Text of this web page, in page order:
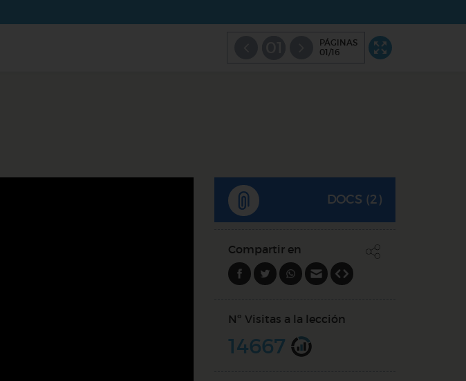
PÁGINAS
01/16
DOCS (2)
Compartir en
Nº Visitas a la lección
14667